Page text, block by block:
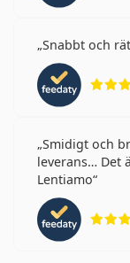
Snabbt och
Smidigt och
leverans… Det
Lentiamo